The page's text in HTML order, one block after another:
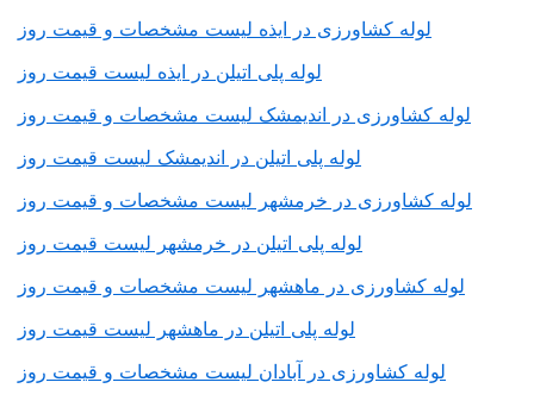
لوله کشاورزی در ایذه لیست مشخصات و قیمت روز
لوله پلی اتیلن در ایذه لیست قیمت روز
لوله کشاورزی در اندیمشک لیست مشخصات و قیمت روز
لوله پلی اتیلن در اندیمشک لیست قیمت روز
لوله کشاورزی در خرمشهر لیست مشخصات و قیمت روز
لوله پلی اتیلن در خرمشهر لیست قیمت روز
لوله کشاورزی در ماهشهر لیست مشخصات و قیمت روز
لوله پلی اتیلن در ماهشهر لیست قیمت روز
لوله کشاورزی در آبادان لیست مشخصات و قیمت روز